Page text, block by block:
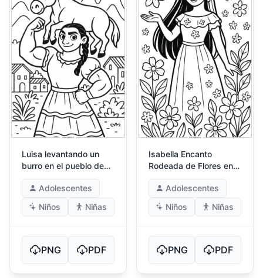
Luisa levantando un
burro en el pueblo de
Encanto
Adolescentes
Niños
Niñas
PNG PDF
Isabella Encanto
Rodeada de Flores en
Floración
Adolescentes
Niños
Niñas
PNG PDF